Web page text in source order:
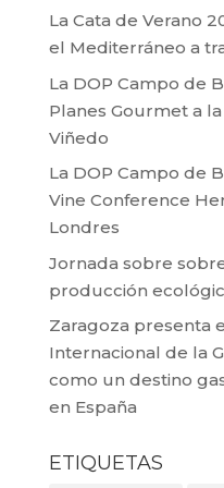
La Cata de Verano
el Mediterráneo a
La DOP Campo de
Planes Gourmet a
Viñedo
La DOP Campo de
Vine Conference
Londres
Jornada sobre
producción
Zaragoza presenta
Internacional de la
como un destino
en España
ETIQUETAS